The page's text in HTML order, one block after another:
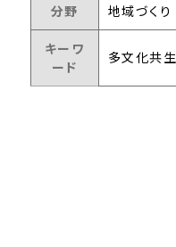
分野 地域づくり
キーワ
ード
多文化共